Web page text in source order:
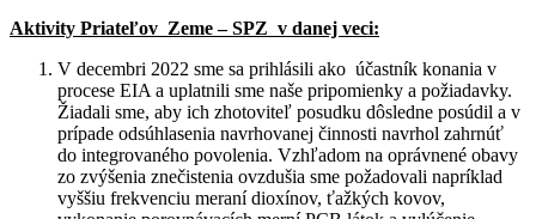
Aktivity Priateľov Zeme – SPZ v danej veci:
V decembri 2022 sme sa prihlásili ako účastník konania v
procese EIA a uplatnili sme naše pripomienky a požiadavky.
Žiadali sme, aby ich zhotoviteľ posudku dôsledne posúdil a v
prípade odsúhlasenia navrhovanej činnosti navrhol zahrnúť
do integrovaného povolenia. Vzhľadom na oprávnené obavy
zo zvýšenia znečistenia ovzdušia sme požadovali napríklad
vyššiu frekvenciu meraní dioxínov, ťažkých kovov,